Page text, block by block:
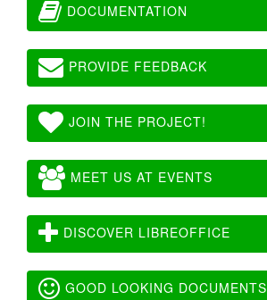
DOCUMENTATION
PROVIDE FEEDBACK
JOIN THE PROJECT!
MEET US AT EVENTS
DISCOVER LIBREOFFICE
GOOD LOOKING DOCUMENTS